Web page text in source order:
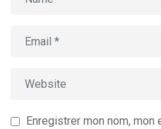
Enregistrer mon nom,